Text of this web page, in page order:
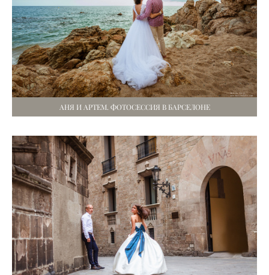
АНЯ И АРТЕМ. ФОТОСЕССИЯ В БАРСЕЛОНЕ